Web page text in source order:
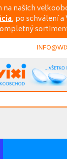
na našich
, po schválení a